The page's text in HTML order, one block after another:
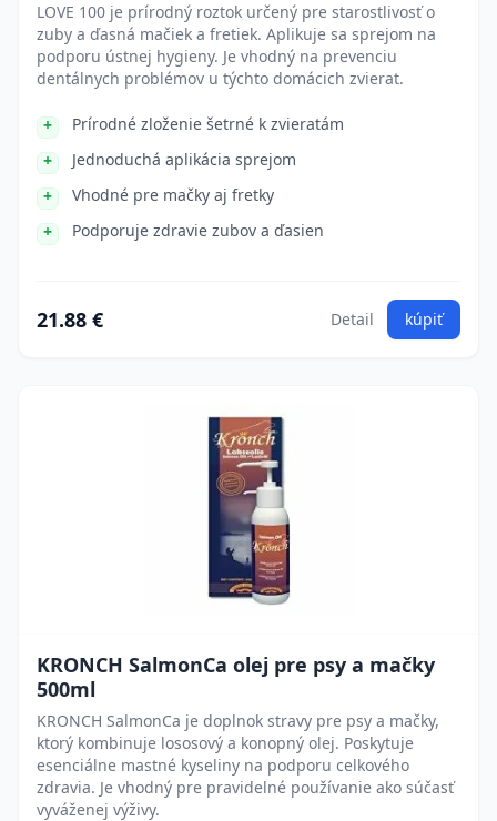
LOVE 100 je prírodný roztok určený pre starostlivosť o
zuby a ďasná mačiek a fretiek. Aplikuje sa sprejom na
podporu ústnej hygieny. Je vhodný na prevenciu
dentálnych problémov u týchto domácich zvierat.
Prírodné zloženie šetrné k zvieratám
Jednoduchá aplikácia sprejom
Vhodné pre mačky aj fretky
Podporuje zdravie zubov a ďasien
21.88 € Detail kúpiť
KRONCH SalmonCa olej pre psy a mačky
500ml
KRONCH SalmonCa je doplnok stravy pre psy a mačky,
ktorý kombinuje lososový a konopný olej. Poskytuje
esenciálne mastné kyseliny na podporu celkového
zdravia. Je vhodný pre pravidelné používanie ako súčasť
vyváženej výživy.